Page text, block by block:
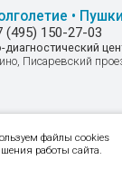
•
(495) 150-27-03
Писаревский
файлы cookies
работы сайта.